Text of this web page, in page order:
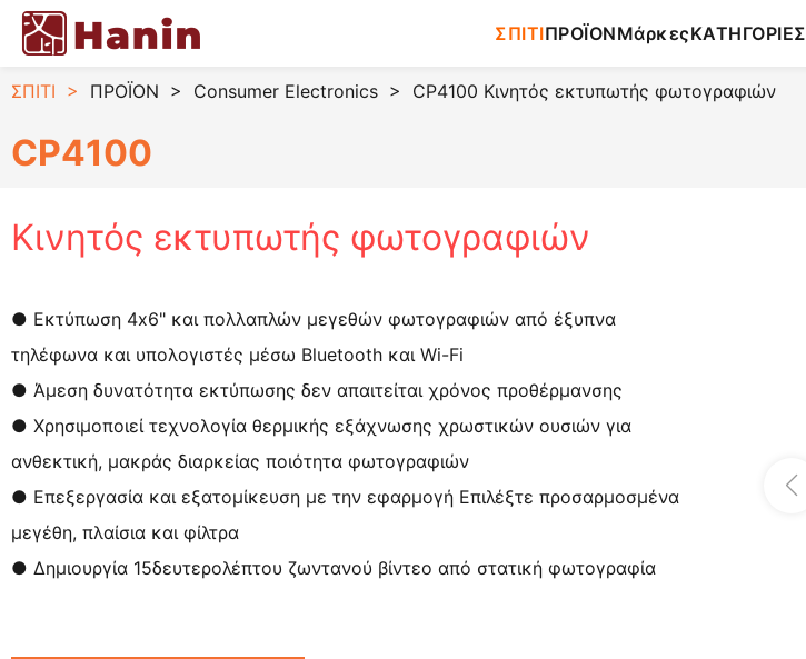
ΣΠΙΤΙΠΡΟΪΟΝΜάρκεςΚΑΤΗΓΟΡΙΕΣ
ΣΠΙΤΙ > ΠΡΟΪΟΝ > Consumer Electronics > CP4100 Κινητός εκτυπωτής φωτογραφιών
CP4100
Κινητός εκτυπωτής φωτογραφιών
● Εκτύπωση 4x6" και πολλαπλών μεγεθών φωτογραφιών από έξυπνα
τηλέφωνα και υπολογιστές μέσω Bluetooth και Wi-Fi
● Άμεση δυνατότητα εκτύπωσης δεν απαιτείται χρόνος προθέρμανσης
● Χρησιμοποιεί τεχνολογία θερμικής εξάχνωσης χρωστικών ουσιών για
ανθεκτική, μακράς διαρκείας ποιότητα φωτογραφιών
● Επεξεργασία και εξατομίκευση με την εφαρμογή Επιλέξτε προσαρμοσμένα
μεγέθη, πλαίσια και φίλτρα
● Δημιουργία 15δευτερολέπτου ζωντανού βίντεο από στατική φωτογραφία